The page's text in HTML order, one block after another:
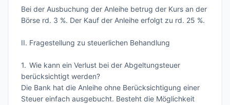
Bei der Ausbuchung der Anleihe betrug der Kurs an der
Börse rd. 3 %. Der Kauf der Anleihe erfolgt zu rd. 25 %.
II. Fragestellung zu steuerlichen Behandlung
1.	Wie kann ein Verlust bei der Abgeltungsteuer
berücksichtigt werden?
Die Bank hat die Anleihe ohne Berücksichtigung einer
Steuer einfach ausgebucht. Besteht die Möglichkeit